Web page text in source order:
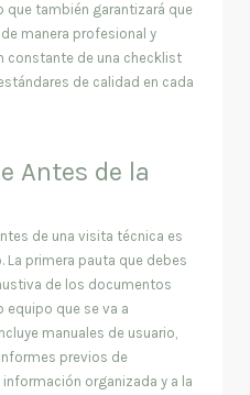
que también garantizará que
manera profesional y
constante de una checklist
de calidad en cada
Antes de la
de una visita técnica es
La primera pauta que debes
de los documentos
equipo que se va a
manuales de usuario,
previos de
organizada y a la